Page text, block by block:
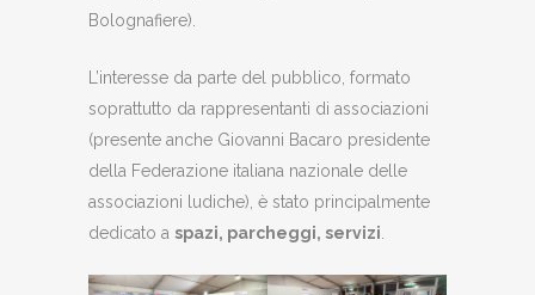
Bolognafiere).
L’interesse da parte del pubblico, formato
soprattutto da rappresentanti di associazioni
(presente anche Giovanni Bacaro presidente
della Federazione italiana nazionale delle
associazioni ludiche), è stato principalmente
dedicato a spazi, parcheggi, servizi